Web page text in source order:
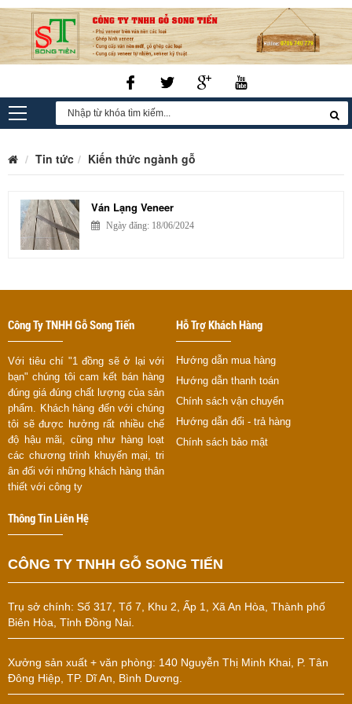
Tin tức Kiến thức ngành gỗ
Ván Lạng Veneer
Ngày đăng: 18/06/2024
Công Ty TNHH Gỗ Song Tiến
Với tiêu chí "1 đồng sẽ ở lại với
bạn" chúng tôi cam kết bán hàng
đúng giá đúng chất lượng của sản
phẩm. Khách hàng đến với chúng
tôi sẽ được hưởng rất nhiều chế
độ hậu mãi, cũng như hàng loạt
các chương trình khuyến mại, tri
ân đối với những khách hàng thân
thiết với công ty
Hỗ Trợ Khách Hàng
Hướng dẫn mua hàng
Hướng dẫn thanh toán
Chính sách vận chuyển
Hướng dẫn đổi - trả hàng
Chính sách bảo mật
Thông Tin Liên Hệ
CÔNG TY TNHH GỖ SONG TIẾN
Trụ sở chính: Số 317, Tổ 7, Khu 2, Ấp 1, Xã An Hòa, Thành phố
Biên Hòa, Tỉnh Đồng Nai.
Xưởng sản xuất + văn phòng: 140 Nguyễn Thị Minh Khai, P. Tân
Đông Hiệp, TP. Dĩ An, Bình Dương.